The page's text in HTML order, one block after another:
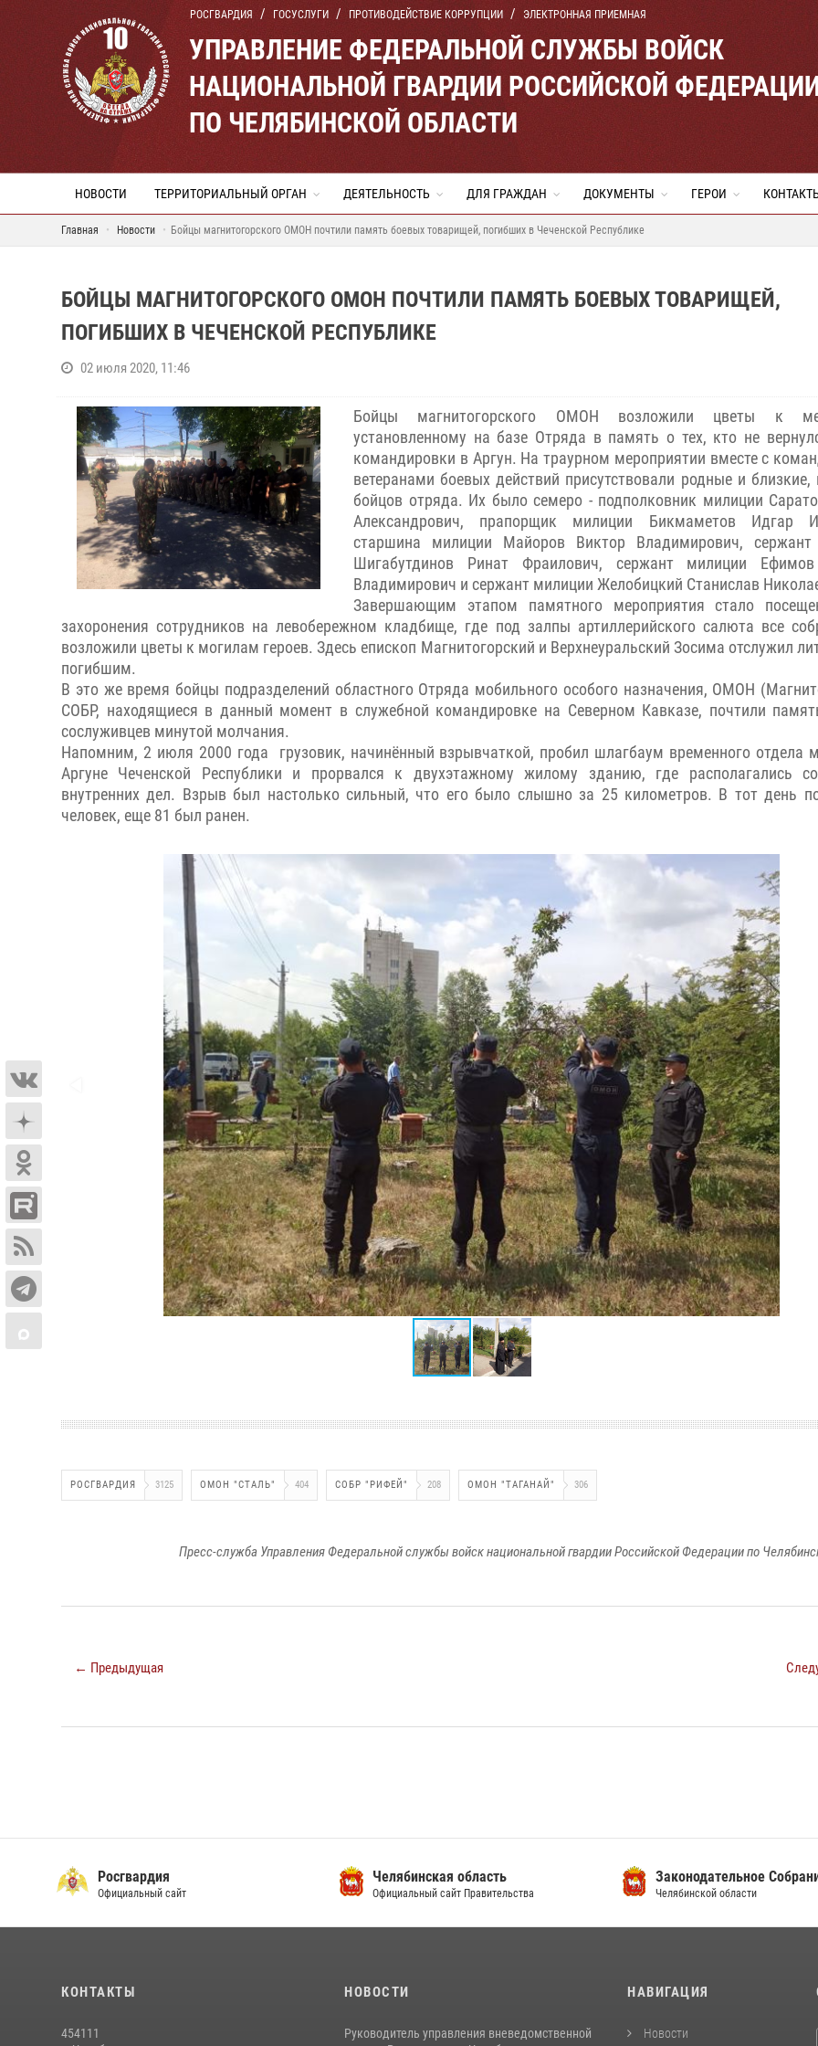
РОСГВАРДИЯ ГОСУСЛУГИ ПРОТИВОДЕЙСТВИЕ КОРРУПЦИИ ЭЛЕКТРОННАЯ ПРИЕМНАЯ
УПРАВЛЕНИЕ ФЕДЕРАЛЬНОЙ СЛУЖБЫ ВОЙСК
НАЦИОНАЛЬНОЙ ГВАРДИИ РОССИЙСКОЙ
ПО ЧЕЛЯБИНСКОЙ ОБЛАСТИ
НОВОСТИ ТЕРРИТОРИАЛЬНЫЙ ОРГАН ДЕЯТЕЛЬНОСТЬ ДЛЯ ГРАЖДАН ДОКУМЕНТЫ ГЕРОИ
Главная Новости Бойцы магнитогорского ОМОН почтили память боевых товарищей, погибших в Чеченской Республике
БОЙЦЫ МАГНИТОГОРСКОГО ОМОН ПОЧТИЛИ ПАМЯТЬ БОЕВЫХ ТОВАРИЩЕЙ,
ПОГИБШИХ В ЧЕЧЕНСКОЙ РЕСПУБЛИКЕ
02 июля 2020, 11:46
Бойцы магнитогорского ОМОН возложили цветы к
установленному на базе Отряда в память о тех, кто не
командировки в Аргун. На траурном мероприятии вместе с
ветеранами боевых действий присутствовали родные и близкие,
бойцов отряда. Их было семеро - подполковник милиции
Александрович, прапорщик милиции Бикмаметов Идгар
старшина милиции Майоров Виктор Владимирович, сержант
Шигабутдинов Ринат Фраилович, сержант милиции Ефимов
Владимирович и сержант милиции Желобицкий Станислав
Завершающим этапом памятного мероприятия стало
захоронения сотрудников на левобережном кладбище, где под залпы артиллерийского салюта все
возложили цветы к могилам героев. Здесь епископ Магнитогорский и Верхнеуральский Зосима отслужил
погибшим.
В это же время бойцы подразделений областного Отряда мобильного особого назначения, ОМОН
СОБР, находящиеся в данный момент в служебной командировке на Северном Кавказе, почтили
сослуживцев минутой молчания.
Напомним, 2 июля 2000 года грузовик, начинённый взрывчаткой, пробил шлагбаум временного отдела
Аргуне Чеченской Республики и прорвался к двухэтажному жилому зданию, где располагались
внутренних дел. Взрыв был настолько сильный, что его было слышно за 25 километров. В тот день
человек, еще 81 был ранен.
РОСГВАРДИЯ 3125 ОМОН "СТАЛЬ" 404 СОБР "РИФЕЙ" 208 ОМОН "ТАГАНАЙ" 306
Пресс-служба Управления Федеральной службы войск национальной гвардии Российской Федерации по
← Предыдущая
Росгвардия
Официальный сайт
Челябинская область
Официальный сайт Правительства
Законодательное
Челябинской области
КОНТАКТЫ
454111
НОВОСТИ
Руководитель управления вневедомственной
НАВИГАЦИЯ
Новости